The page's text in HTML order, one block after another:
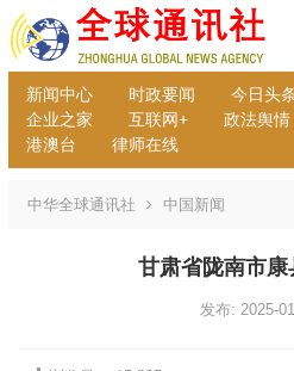
新闻中心 时政要闻 今日头
企业之家
互联网+ 政法舆情
港澳台
律师在线
中华全球通讯社 中国新闻
甘肃省陇南市
发布: 2025-